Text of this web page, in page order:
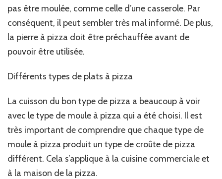
pas être moulée, comme celle d’une casserole. Par
conséquent, il peut sembler très mal informé. De plus,
la pierre à pizza doit être préchauffée avant de
pouvoir être utilisée.
Différents types de plats à pizza
La cuisson du bon type de pizza a beaucoup à voir
avec le type de moule à pizza qui a été choisi. Il est
très important de comprendre que chaque type de
moule à pizza produit un type de croûte de pizza
différent. Cela s’applique à la cuisine commerciale et
à la maison de la pizza.